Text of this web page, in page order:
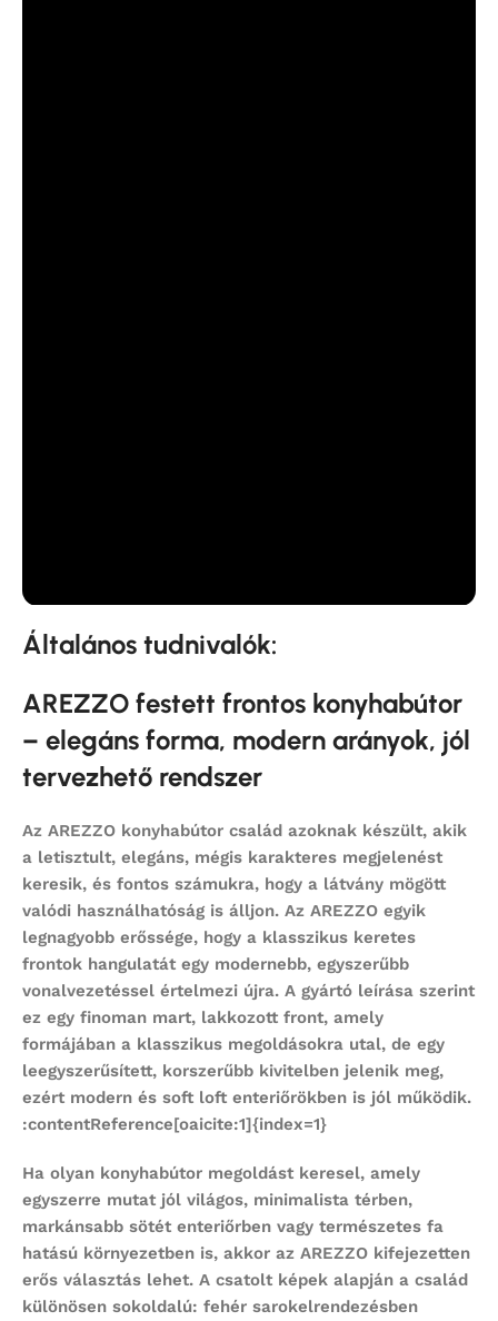
Általános tudnivalók:
AREZZO festett frontos konyhabútor
– elegáns forma, modern arányok, jól
tervezhető rendszer
Az AREZZO konyhabútor család azoknak készült, akik
a letisztult, elegáns, mégis karakteres megjelenést
keresik, és fontos számukra, hogy a látvány mögött
valódi használhatóság is álljon. Az AREZZO egyik
legnagyobb erőssége, hogy a klasszikus keretes
frontok hangulatát egy modernebb, egyszerűbb
vonalvezetéssel értelmezi újra. A gyártó leírása szerint
ez egy finoman mart, lakkozott front, amely
formájában a klasszikus megoldásokra utal, de egy
leegyszerűsített, korszerűbb kivitelben jelenik meg,
ezért modern és soft loft enteriőrökben is jól működik.
:contentReference[oaicite:1]{index=1}
Ha olyan konyhabútor megoldást keresel, amely
egyszerre mutat jól világos, minimalista térben,
markánsabb sötét enteriőrben vagy természetes fa
hatású környezetben is, akkor az AREZZO kifejezetten
erős választás lehet. A csatolt képek alapján a család
különösen sokoldalú: fehér sarokelrendezésben